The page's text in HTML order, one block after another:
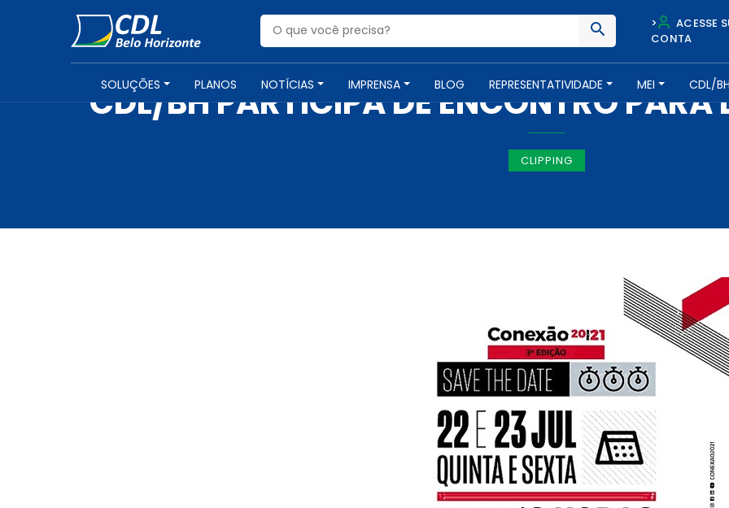
>
ACESSE
CONTA
SOLUÇÕES PLANOS NOTÍCIAS IMPRENSA BLOG REPRESENTATIVIDADE MEI CDL/
IMPRENSA -22 DE JULHO DE 2021
CDL/BH PARTICIPA DE ENCONTRO PARA
CLIPPING